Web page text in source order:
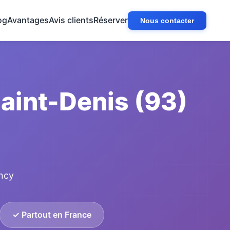
AvantagesAvis clientsRéserver Nous contacter
Denis (93)
✓ Partout en France